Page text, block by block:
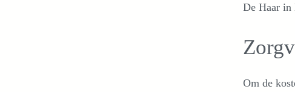
De Haar in
Om de